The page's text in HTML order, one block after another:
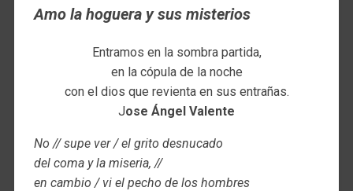
Amo la hoguera y sus misterios
Entramos en la sombra partida,
en la cópula de la noche
con el dios que revienta en sus entrañas.
Jose Ángel Valente
No // supe ver / el grito desnucado
del coma y la miseria, //
en cambio / vi el pecho de los hombres